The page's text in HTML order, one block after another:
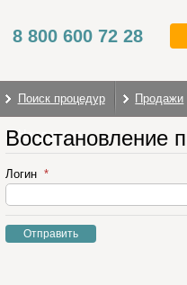
8 800 600 72 28
Поиск процедур Продажи
На главную
Восстановление
Логин
Отправить